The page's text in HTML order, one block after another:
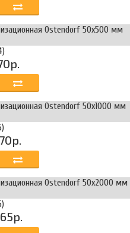
Ostendorf 50х500 мм
Ostendorf 50х1000 мм
Ostendorf 50х2000 мм